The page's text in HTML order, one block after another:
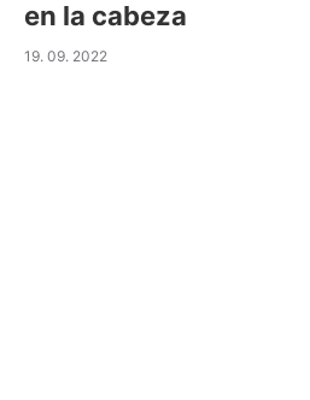
en la cabeza
19. 09. 2022